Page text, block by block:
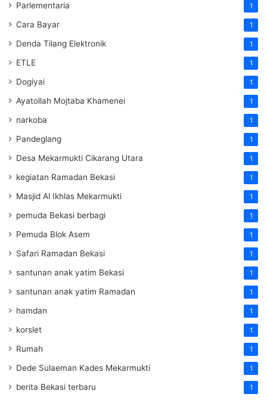
Parlementaria 1
Cara Bayar 1
Denda Tilang Elektronik 1
ETLE 1
Dogiyai 1
Ayatollah Mojtaba Khamenei 1
narkoba 1
Pandeglang 1
Desa Mekarmukti Cikarang Utara 1
kegiatan Ramadan Bekasi 1
Masjid Al Ikhlas Mekarmukti 1
pemuda Bekasi berbagi 1
Pemuda Blok Asem 1
Safari Ramadan Bekasi 1
santunan anak yatim Bekasi 1
santunan anak yatim Ramadan 1
hamdan 1
korslet 1
Rumah 1
Dede Sulaeman Kades Mekarmukti 1
berita Bekasi terbaru 1